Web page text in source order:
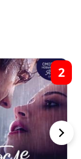
2